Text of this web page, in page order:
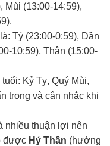
Mùi (13:00-14:59),
Tý (23:00-0:59), Dần
10:59), Thân (15:00-
Kỷ Tỵ, Quý Mùi,
trọng và cân nhắc khi
nhiều thuận lợi nên
được Hỷ Thần (hướng